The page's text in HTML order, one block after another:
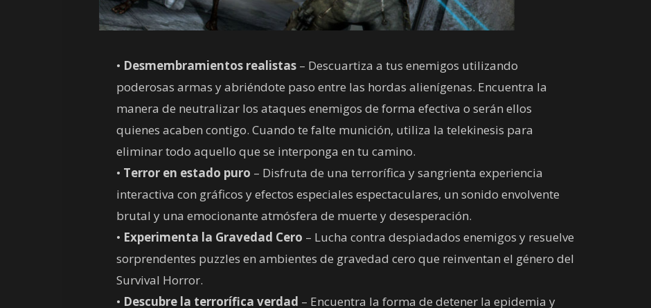
• Desmembramientos realistas – Descuartiza a tus enemigos utilizando
poderosas armas y abriéndote paso entre las hordas alienígenas. Encuentra la
manera de neutralizar los ataques enemigos de forma efectiva o serán ellos
quienes acaben contigo. Cuando te falte munición, utiliza la telekinesis para
eliminar todo aquello que se interponga en tu camino.
• Terror en estado puro – Disfruta de una terrorífica y sangrienta experiencia
interactiva con gráficos y efectos especiales espectaculares, un sonido envolvente
brutal y una emocionante atmósfera de muerte y desesperación.
• Experimenta la Gravedad Cero – Lucha contra despiadados enemigos y resuelve
sorprendentes puzzles en ambientes de gravedad cero que reinventan el género del
Survival Horror.
• Descubre la terrorífica verdad – Encuentra la forma de detener la epidemia y